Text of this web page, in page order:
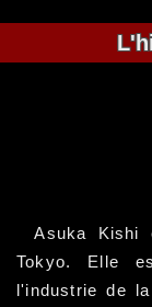
Asuka Kishi
Tokyo. Elle
l'industrie de